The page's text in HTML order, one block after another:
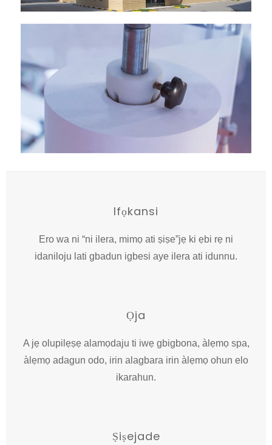
Ifọkansi
Ero wa ni “ni ilera, mimọ ati ṣiṣe”jẹ ki ẹbi rẹ ni
idaniloju lati gbadun igbesi aye ilera ati idunnu.
Ọja
A jẹ olupilẹṣẹ alamọdaju ti iwẹ gbigbona, àlẹmọ spa,
àlẹmọ adagun odo, irin alagbara irin àlẹmọ ohun elo
ikarahun.
Ṣiṣejade